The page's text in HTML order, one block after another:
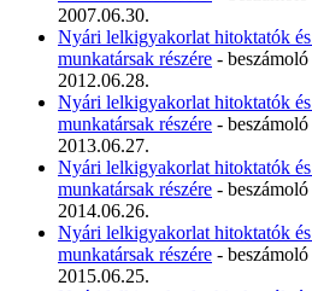
2007.06.30.
Nyári lelkigyakorlat hitoktatók
munkatársak részére - beszámoló
2012.06.28.
Nyári lelkigyakorlat hitoktatók
munkatársak részére - beszámoló
2013.06.27.
Nyári lelkigyakorlat hitoktatók
munkatársak részére - beszámoló
2014.06.26.
Nyári lelkigyakorlat hitoktatók
munkatársak részére - beszámoló
2015.06.25.